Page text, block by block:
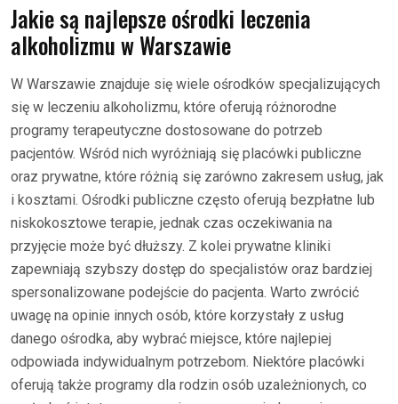
Jakie są najlepsze ośrodki leczenia
alkoholizmu w Warszawie
W Warszawie znajduje się wiele ośrodków specjalizujących
się w leczeniu alkoholizmu, które oferują różnorodne
programy terapeutyczne dostosowane do potrzeb
pacjentów. Wśród nich wyróżniają się placówki publiczne
oraz prywatne, które różnią się zarówno zakresem usług, jak
i kosztami. Ośrodki publiczne często oferują bezpłatne lub
niskokosztowe terapie, jednak czas oczekiwania na
przyjęcie może być dłuższy. Z kolei prywatne kliniki
zapewniają szybszy dostęp do specjalistów oraz bardziej
spersonalizowane podejście do pacjenta. Warto zwrócić
uwagę na opinie innych osób, które korzystały z usług
danego ośrodka, aby wybrać miejsce, które najlepiej
odpowiada indywidualnym potrzebom. Niektóre placówki
oferują także programy dla rodzin osób uzależnionych, co